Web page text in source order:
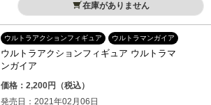
在庫がありません
ウルトラアクションフィギュア ウルトラマンガイア
ウルトラアクションフィギュア ウルトラマ
ンガイア
価格：2,200円（税込）
発売日：2021年02月06日